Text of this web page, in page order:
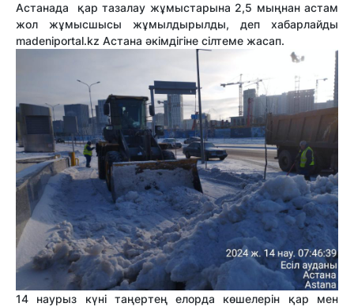
Астанада қар тазалау жұмыстарына 2,5 мыңнан астам
жол жұмысшысы жұмылдырылды, деп хабарлайды
madeniportal.kz Астана әкімдігіне сілтеме жасап.
14 наурыз күні таңертең елорда көшелерін қар мен